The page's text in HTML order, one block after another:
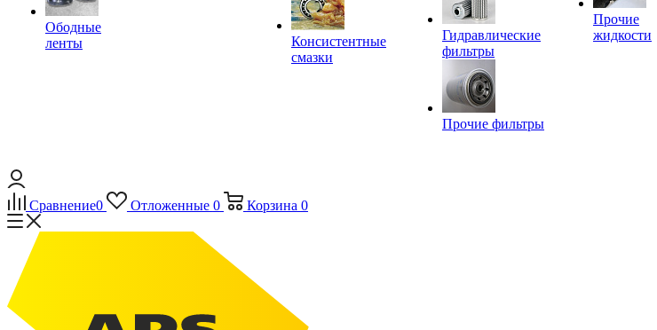
Ободные
ленты
Консистентные
смазки
Гидравлические
фильтры
Прочие фильтры
Прочие
жидкости
Сравнение0 Отложенные 0 Корзина 0